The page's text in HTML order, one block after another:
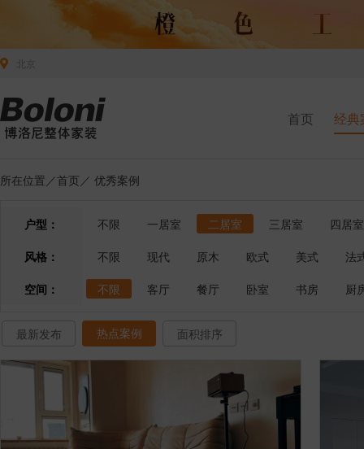
首页 经典
所在位置／首页 ／ 优秀案例
户型： 不限 一居室 二居室 三居室
四居室
风格：
不限 现代 原木 欧式 美式
法
空间：
不限 客厅 餐厅 卧室 书房 厨
最新发布 热点案例 面积排序